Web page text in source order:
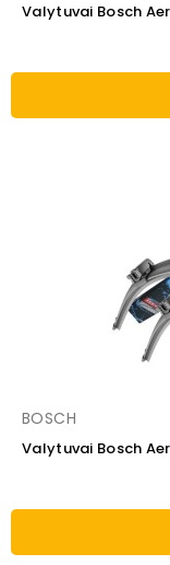
Valytuvai Bosch
BOSCH
Valytuvai Bosch